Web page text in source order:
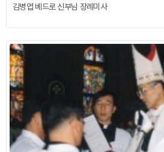
김병엽 베드로 신부님 장례미사